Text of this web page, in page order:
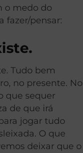
o medo do
fazer/pensar:
Tudo bem
no presente. No
que sequer
de que irá
jogar tudo
O que
deixar que o